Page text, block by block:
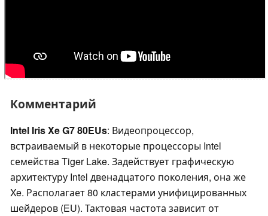
Комментарий
Intel Iris Xe G7 80EUs: Видеопроцессор,
встраиваемый в некоторые процессоры Intel
семейства Tiger Lake. Задействует графическую
архитектуру Intel двенадцатого поколения, она же
Xe. Располагает 80 кластерами унифицированных
шейдеров (EU). Тактовая частота зависит от